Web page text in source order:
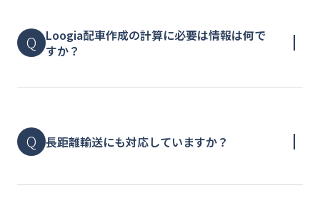
Loogia配車作成の計算に必要は情報は何で
すか？
長距離輸送にも対応していますか？